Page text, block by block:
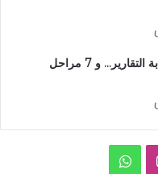
10 مكونات في كتابة التقارير… و 7 مراحل
انستقرامواتساب